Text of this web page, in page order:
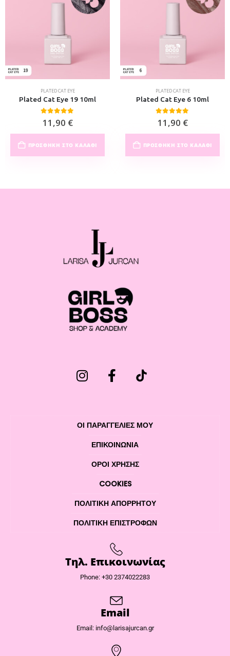
PLATED CAT EYE
Plated Cat Eye 19 10ml
0out of 5
11,90 €
ΠΡΟΣΘΉΚΗ ΣΤΟ ΚΑΛΆΘΙ
PLATED CAT EYE
Plated Cat Eye 6 10ml
0out of 5
11,90 €
ΠΡΟΣΘΉΚΗ ΣΤΟ ΚΑΛΆΘΙ
ΟΙ ΠΑΡΑΓΓΕΛΙΕΣ ΜΟΥ
ΕΠΙΚΟΙΝΩΝΊΑ
ΌΡΟΙ ΧΡΉΣΗΣ
COOKIES
ΠΟΛΙΤΙΚΉ ΑΠΟΡΡΉΤΟΥ
ΠΟΛΙΤΙΚΉ ΕΠΙΣΤΡΟΦΏΝ
Τηλ. Επικοινωνίας
Phone: +30 2374022283
Email
Email: info@larisajurcan.gr